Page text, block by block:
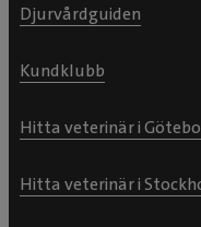
Djurvårdguiden
Kundklubb
Hitta veterinär i
Hitta veterinär i